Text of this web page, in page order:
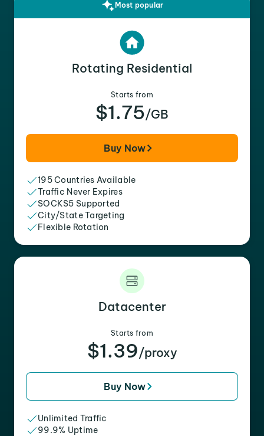
Most popular
Rotating Residential
Starts from
$1.75/GB
Buy Now
195 Countries Available
Traffic Never Expires
SOCKS5 Supported
City/State Targeting
Flexible Rotation
Datacenter
Starts from
$1.39/proxy
Buy Now
Unlimited Traffic
99.9% Uptime